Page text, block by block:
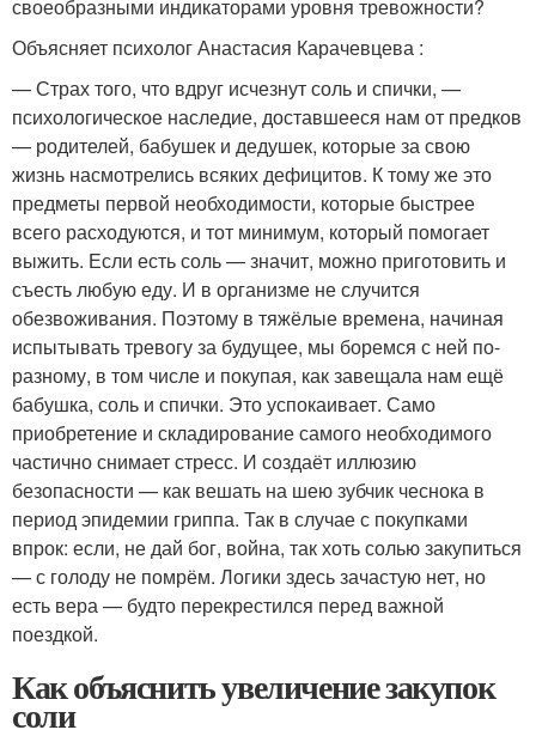
своеобразными индикаторами уровня тревожности?
Объясняет психолог Анастасия Карачевцева :
— Страх того, что вдруг исчезнут соль и спички, —
психологическое наследие, доставшееся нам от предков
— родителей, бабушек и дедушек, которые за свою
жизнь насмотрелись всяких дефицитов. К тому же это
предметы первой необходимости, которые быстрее
всего расходуются, и тот минимум, который помогает
выжить. Если есть соль — значит, можно приготовить и
съесть любую еду. И в организме не случится
обезвоживания. Поэтому в тяжёлые времена, начиная
испытывать тревогу за будущее, мы боремся с ней по-
разному, в том числе и покупая, как завещала нам ещё
бабушка, соль и спички. Это успокаивает. Само
приобретение и складирование самого необходимого
частично снимает стресс. И создаёт иллюзию
безопасности — как вешать на шею зубчик чеснока в
период эпидемии гриппа. Так в случае с покупками
впрок: если, не дай бог, война, так хоть солью закупиться
— с голоду не помрём. Логики здесь зачастую нет, но
есть вера — будто перекрестился перед важной
поездкой.
Как объяснить увеличение закупок
соли